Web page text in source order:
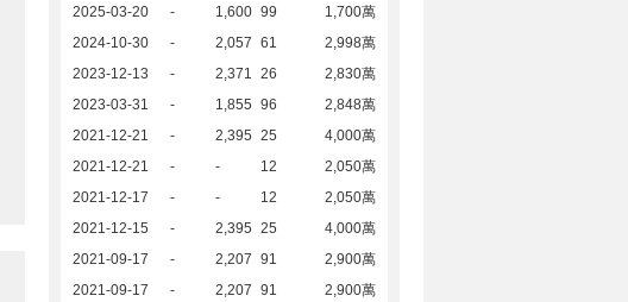
2025-03-20 - 1,600 99
1,700萬
2024-10-30
- 2,057 61
2,998萬
2023-12-13
- 2,371 26
2,830萬
2023-03-31
- 1,855 96
2,848萬
2021-12-21
- 2,395 25
4,000萬
2021-12-21
- - 12
2,050萬
2021-12-17
- - 12
2,050萬
2021-12-15
- 2,395 25
4,000萬
2021-09-17
- 2,207 91
2,900萬
2021-09-17
- 2,207 91
2,900萬